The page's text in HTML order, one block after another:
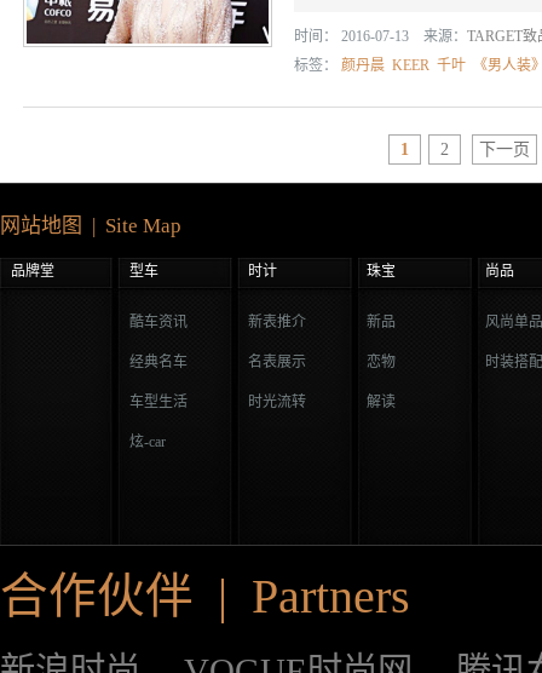
时间： 2016-07-13 来源： TARGET致
标签： 颜丹晨 KEER 千叶 《男人装
1 2 下一页
网站地图 | Site Map
品牌堂 型车 时计 珠宝 尚品
酷车资讯
经典名车
车型生活
炫-car
新表推介
名表展示
时光流转
新品
恋物
解读
风尚单品
时装搭配
合作伙伴 | Partners